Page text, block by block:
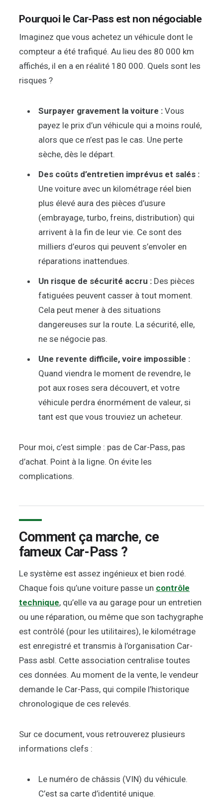
Pourquoi le Car-Pass est non négociable
Imaginez que vous achetez un véhicule dont le
compteur a été trafiqué. Au lieu des 80 000 km
affichés, il en a en réalité 180 000. Quels sont les
risques ?
Surpayer gravement la voiture : Vous
payez le prix d’un véhicule qui a moins roulé,
alors que ce n’est pas le cas. Une perte
sèche, dès le départ.
Des coûts d’entretien imprévus et salés :
Une voiture avec un kilométrage réel bien
plus élevé aura des pièces d’usure
(embrayage, turbo, freins, distribution) qui
arrivent à la fin de leur vie. Ce sont des
milliers d’euros qui peuvent s’envoler en
réparations inattendues.
Un risque de sécurité accru : Des pièces
fatiguées peuvent casser à tout moment.
Cela peut mener à des situations
dangereuses sur la route. La sécurité, elle,
ne se négocie pas.
Une revente difficile, voire impossible :
Quand viendra le moment de revendre, le
pot aux roses sera découvert, et votre
véhicule perdra énormément de valeur, si
tant est que vous trouviez un acheteur.
Pour moi, c’est simple : pas de Car-Pass, pas
d’achat. Point à la ligne. On évite les
complications.
Comment ça marche, ce
fameux Car-Pass ?
Le système est assez ingénieux et bien rodé.
Chaque fois qu’une voiture passe un contrôle
technique, qu’elle va au garage pour un entretien
ou une réparation, ou même que son tachygraphe
est contrôlé (pour les utilitaires), le kilométrage
est enregistré et transmis à l’organisation Car-
Pass asbl. Cette association centralise toutes
ces données. Au moment de la vente, le vendeur
demande le Car-Pass, qui compile l’historique
chronologique de ces relevés.
Sur ce document, vous retrouverez plusieurs
informations clefs :
Le numéro de châssis (VIN) du véhicule.
C’est sa carte d’identité unique.